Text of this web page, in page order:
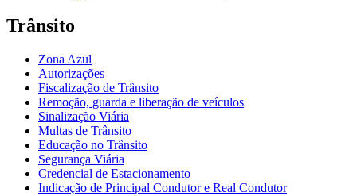
Trânsito
Zona Azul
Autorizações
Fiscalização de Trânsito
Remoção, guarda e liberação de veículos
Sinalização Viária
Multas de Trânsito
Educação no Trânsito
Segurança Viária
Credencial de Estacionamento
Indicação de Principal Condutor e Real Condutor